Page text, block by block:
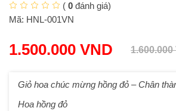
( 0 đánh giá)
Mã: HNL-001VN
1.600.000
1.500.000 VND
Giỏ hoa chúc mừng hồng đỏ – Chân
Hoa hồng đỏ